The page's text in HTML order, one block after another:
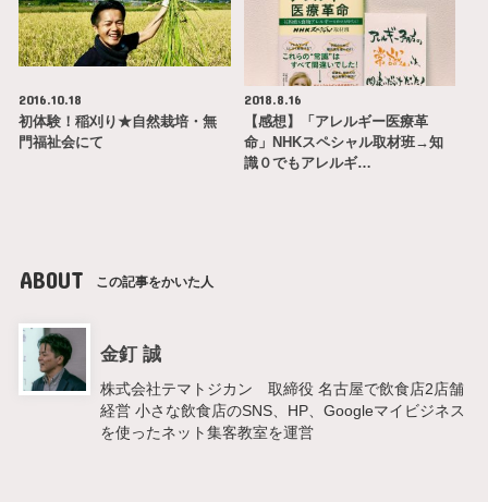
2016.10.18
初体験！稲刈り★自然栽培・無
門福祉会にて
2018.8.16
【感想】「アレルギー医療革
命」NHKスペシャル取材班→知
識０でもアレルギ…
ABOUT この記事をかいた人
金釘 誠
株式会社テマトジカン 取締役 名古屋で飲食店2店舗
経営 小さな飲食店のSNS、HP、Googleマイビジネス
を使ったネット集客教室を運営